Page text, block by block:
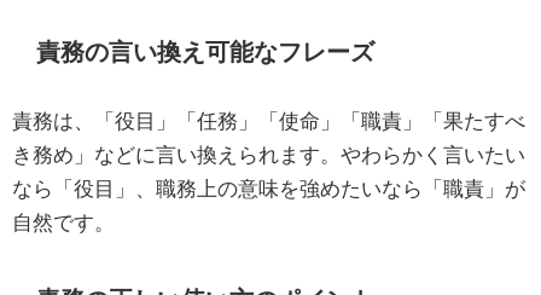
責務の言い換え可能なフレーズ
責務は、「役目」「任務」「使命」「職責」「果たすべ
き務め」などに言い換えられます。やわらかく言いたい
なら「役目」、職務上の意味を強めたいなら「職責」が
自然です。